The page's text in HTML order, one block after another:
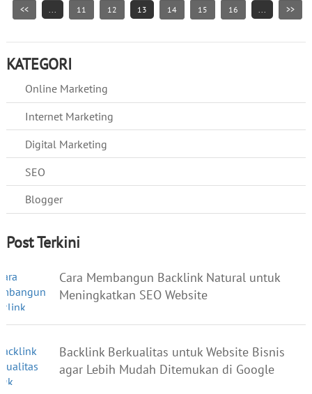
<< ... 11 12 13 14 15 16 ... >>
KATEGORI
Online Marketing
Internet Marketing
Digital Marketing
SEO
Blogger
Post Terkini
Cara Membangun Backlink Natural untuk
Meningkatkan SEO Website
Backlink Berkualitas untuk Website Bisnis
agar Lebih Mudah Ditemukan di Google